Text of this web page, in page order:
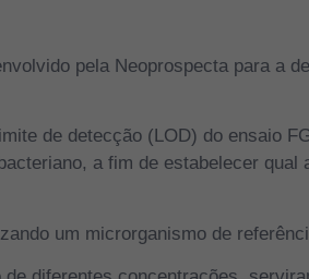
pela Neoprospecta para a
de detecção (LOD) do ensaio
a fim de estabelecer qual
um microrganismo de